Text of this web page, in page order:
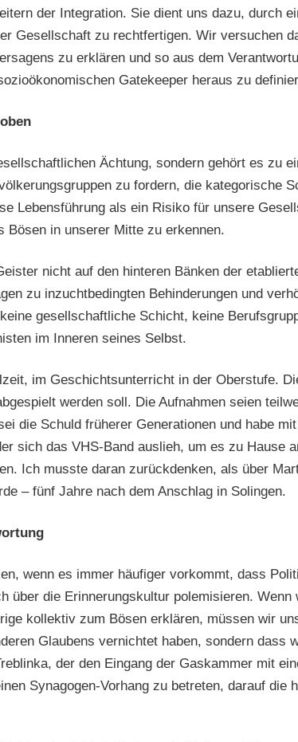
der Integration. Sie dient uns dazu, durch
Gesellschaft zu rechtfertigen. Wir versuchen
zu erklären und so aus dem
Gatekeeper heraus zu
Ächtung, sondern gehört es zu
zu fordern, die kategorische
Lebensführung als ein Risiko für unsere
Bösen in unserer Mitte zu erkennen.
nicht auf den hinteren Bänken der
zu inzuchtbedingten Behinderungen und
gesellschaftliche Schicht, keine
im Inneren seines Selbst.
im Geschichtsunterricht in der Oberstufe.
werden soll. Die Aufnahmen seien
die Schuld früherer Generationen und habe
sich das VHS-Band auslieh, um es zu Hause
Ich musste daran zurückdenken, als über
– fünf Jahre nach dem Anschlag in Solingen.
wenn es immer häufiger vorkommt, dass
über die Erinnerungskultur polemisieren.
kollektiv zum Bösen erklären, müssen wir
Glaubens vernichtet haben, sondern dass
der den Eingang der Gaskammer mit
Synagogen-Vorhang zu betreten, darauf die